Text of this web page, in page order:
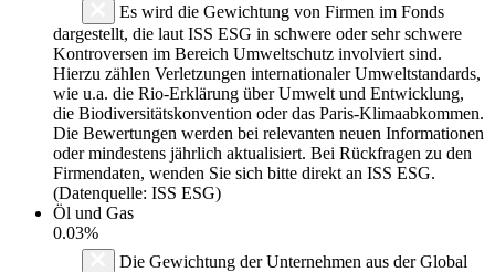
Es wird die Gewichtung von Firmen im Fonds
dargestellt, die laut ISS ESG in schwere oder sehr schwere
Kontroversen im Bereich Umweltschutz involviert sind.
Hierzu zählen Verletzungen internationaler Umweltstandards,
wie u.a. die Rio-Erklärung über Umwelt und Entwicklung,
die Biodiversitätskonvention oder das Paris-Klimaabkommen.
Die Bewertungen werden bei relevanten neuen Informationen
oder mindestens jährlich aktualisiert. Bei Rückfragen zu den
Firmendaten, wenden Sie sich bitte direkt an ISS ESG.
(Datenquelle: ISS ESG)
Öl und Gas
0.03%
Die Gewichtung der Unternehmen aus der Global